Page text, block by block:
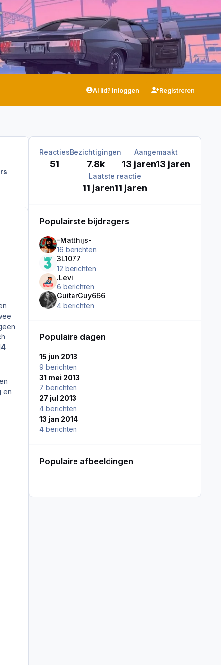
Al lid? Inloggen Registreren
en
Reacties
51
Bezichtigingen
7.8k
Aangemaakt
13 jaren13 jaren
Laatste reactie
11 jaren11 jaren
Populairste bijdragers
-Matthijs-
16 berichten
3L1077
12 berichten
.Levi.
6 berichten
GuitarGuy666
4 berichten
Populaire dagen
15 jun 2013
9 berichten
31 mei 2013
7 berichten
27 jul 2013
4 berichten
13 jan 2014
4 berichten
Populaire afbeeldingen